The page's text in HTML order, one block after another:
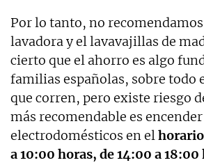
Por lo tanto, no
lavadora y el lavavajillas de
cierto que el ahorro es algo
familias españolas, sobre todo
que corren, pero existe riesgo
más recomendable es
electrodomésticos en el
a 10:00 horas, de 14:00 a 18:00